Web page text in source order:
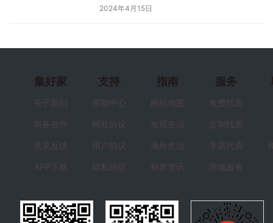
2024年4月15日
集好家
关于我们
商务合作
意见反馈
APP下载
支持
帮助中心
网站协议
用户协议
隐私协议
指南
网站地图
发现生活
海外生活
租房资讯
服务
免费找房
定制找房
学居代表
商城服务